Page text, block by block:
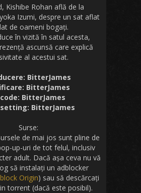
Kishibe Rohan află de la
Izumi, despre un sat aflat
de oameni bogați.
în vizită în satul acesta,
ascunsă care explică
al acestui sat.
BitterJames
BitterJames
BitterJames
BitterJames
Surse:
de mai jos sunt pline de
up-uri de tot felul, inclusiv
adult. Dacă așa ceva nu vă
să instalați un adblocker
Origin) sau să descărcați
torrent (dacă este posibil).